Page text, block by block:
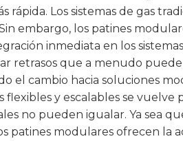
Los sistemas de gas
embargo, los patines
inmediata en los
retrasos que a menudo
cambio hacia soluciones
y escalables se
no pueden igualar. Ya sea
patines modulares ofrecen la